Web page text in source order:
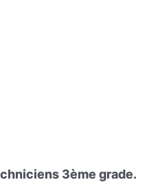
3ème grade.